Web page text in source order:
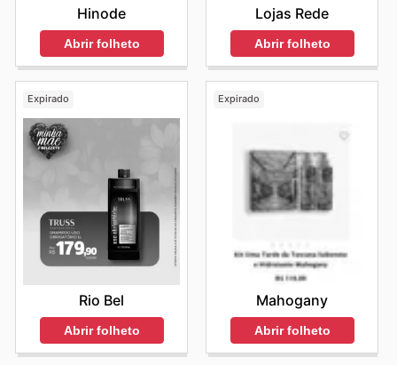
Hinode
Abrir folheto
Lojas Rede
Abrir folheto
Expirado
Rio Bel
Abrir folheto
Expirado
Mahogany
Abrir folheto